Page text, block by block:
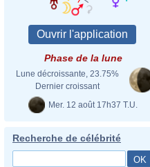
Phase de la lune
Lune décroissante, 23.75%
Dernier croissant
Mer. 12 août 17h37 T.U.
Recherche de célébrité